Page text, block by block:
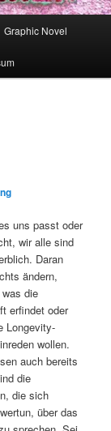
Graphic Novel
uns passt oder
wir alle sind
Daran
ändern,
die
erfindet oder
Longevity-
wollen.
auch bereits
die
die sich
über das